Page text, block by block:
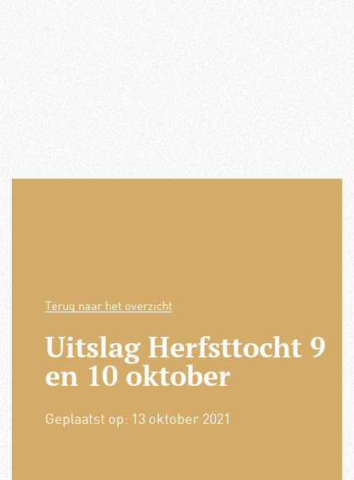
Terug naar het overzicht
Uitslag Herfsttocht 9
en 10 oktober
Geplaatst op: 13 oktober 2021